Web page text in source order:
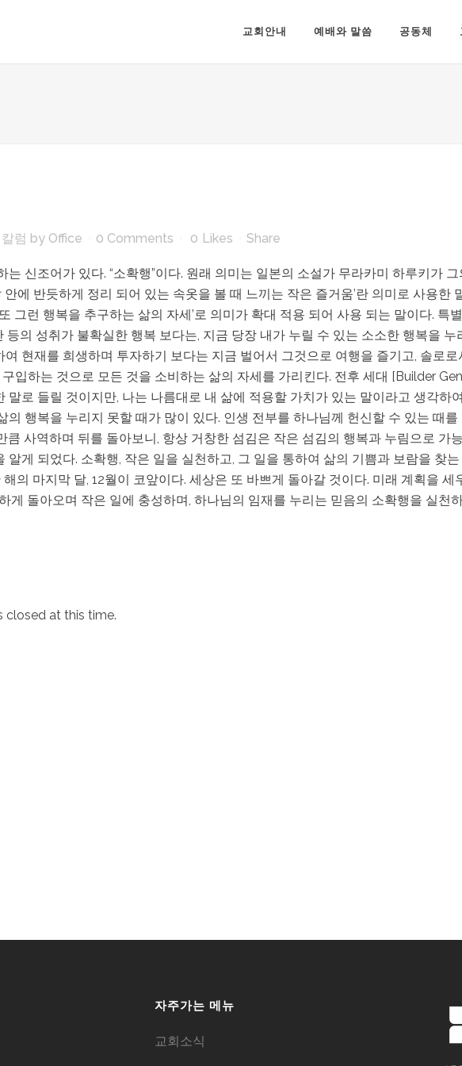
교회안내 예배와 말씀 공동체
럼 by Office 0 Comments 0 Likes Share
신조어가 있다. “소확행”이다. 원래 의미는 일본의 소설가 무라카미 하루키가
에 반듯하게 정리 되어 있는 속옷을 볼 때 느끼는 작은 즐거움’란 의미로 사용한
그런 행복을 추구하는 삶의 자세’로 의미가 확대 적용 되어 사용 되는 말이다. 특
등의 성취가 불확실한 행복 보다는, 지금 당장 내가 누릴 수 있는 소소한 행복을
현재를 희생하며 투자하기 보다는 지금 벌어서 그것으로 여행을 즐기고, 솔로
입하는 것으로 모든 것을 소비하는 삶의 자세를 가리킨다. 전후 세대 [Builder
말로 들릴 것이지만, 나는 나름대로 내 삶에 적용할 가치가 있는 말이라고 생각하
의 행복을 누리지 못할 때가 많이 있다. 인생 전부를 하나님께 헌신할 수 있는 때
큼 사역하며 뒤를 돌아보니, 항상 거창한 섬김은 작은 섬김의 행복과 누림으로 가
알게 되었다. 소확행, 작은 일을 실천하고, 그 일을 통하여 삶의 기쁨과 보람을 찾
의 마지막 달, 12월이 코앞이다. 세상은 또 바쁘게 돌아갈 것이다. 미래 계획을
게 돌아오며 작은 일에 충성하며, 하나님의 임재를 누리는 믿음의 소확행을 실천
closed at this time.
자주가는 메뉴
교회소식